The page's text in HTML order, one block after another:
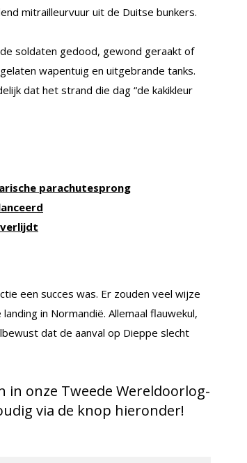
mitrailleurvuur uit de Duitse bunkers.
soldaten gedood, gewond geraakt of
wapentuig en uitgebrande tanks.
dat het strand die dag “de kakikleur
parachutesprong
een succes was. Er zouden veel wijze
in Normandië. Allemaal flauwekul,
dat de aanval op Dieppe slecht
in onze Tweede Wereldoorlog-
via de knop hieronder!